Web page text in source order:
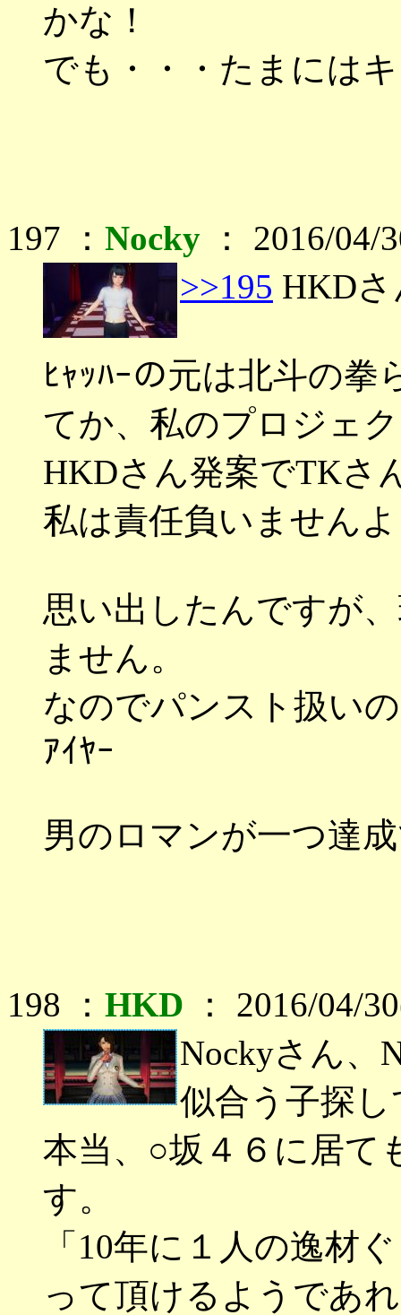
かな！
でも・・・たまには
197 ： Nocky ： 2016/
>>195 HKDさ
ﾋｬｯﾊｰの元は北斗の拳
てか、私のプロジェ
HKDさん発案でTKさ
私は責任負いません
思い出したんですが
ません。
なのでパンスト扱い
ｱｲﾔｰ
男のロマンが一つ達
198 ： HKD ： 2016/04/
Nockyさん、
似合う子探
本当、○坂４６に居て
す。
「10年に１人の逸材
って頂けるようであ